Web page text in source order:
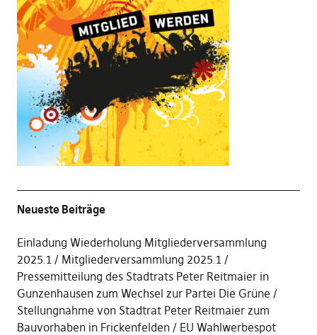
Neueste Beiträge
Einladung Wiederholung Mitgliederversammlung
2025.1
Mitgliederversammlung 2025.1
Pressemitteilung des Stadtrats Peter Reitmaier in
Gunzenhausen zum Wechsel zur Partei Die Grüne
Stellungnahme von Stadtrat Peter Reitmaier zum
Bauvorhaben in Frickenfelden
EU Wahlwerbespot